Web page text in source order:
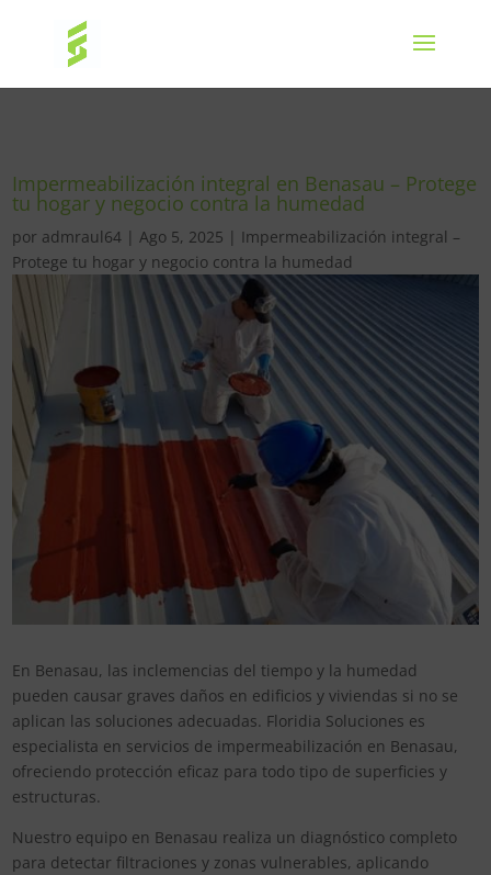
Impermeabilización integral en Benasau – Protege
tu hogar y negocio contra la humedad
por admraul64 |Ago 5, 2025 | Impermeabilización integral –
Protege tu hogar y negocio contra la humedad
En Benasau, las inclemencias del tiempo y la humedad
pueden causar graves daños en edificios y viviendas si no se
aplican las soluciones adecuadas. Floridia Soluciones es
especialista en servicios de impermeabilización en Benasau,
ofreciendo protección eficaz para todo tipo de superficies y
estructuras.
Nuestro equipo en Benasau realiza un diagnóstico completo
para detectar filtraciones y zonas vulnerables, aplicando